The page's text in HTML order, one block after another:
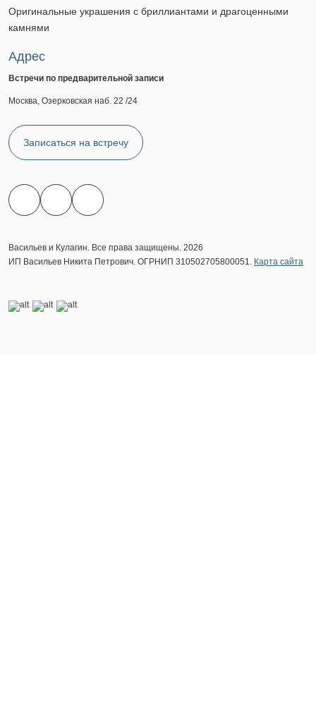
Оригинальные украшения с бриллиантами и драгоценными
камнями
Адрес
Встречи по предварительной записи
Москва, Озерковская наб. 22 /24
Записаться на встречу
Васильев и Кулагин. Все права защищены. 2026
ИП Васильев Никита Петрович. ОГРНИП 310502705800051. Карта сайта